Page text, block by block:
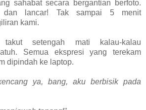
sahabat secara bergantian berfoto.
dan lancar! Tak sampai 5 menit
kami.
takut setengah mati kalau-kalau
Semua ekspresi yang terekam
dipindah ke laptop.
ya, bang, aku berbisik pada